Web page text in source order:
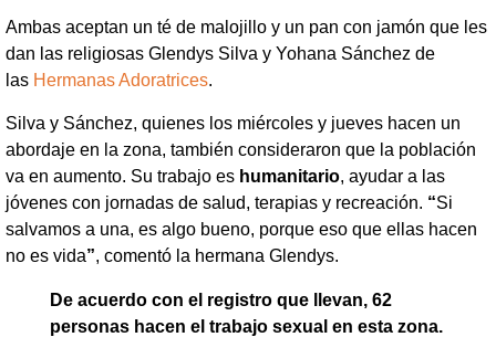
Ambas aceptan un té de malojillo y un pan con jamón que les
dan las religiosas Glendys Silva y Yohana Sánchez de
las Hermanas Adoratrices.
Silva y Sánchez, quienes los miércoles y jueves hacen un
abordaje en la zona, también consideraron que la población
va en aumento. Su trabajo es humanitario, ayudar a las
jóvenes con jornadas de salud, terapias y recreación. “Si
salvamos a una, es algo bueno, porque eso que ellas hacen
no es vida”, comentó la hermana Glendys.
De acuerdo con el registro que llevan, 62
personas hacen el trabajo sexual en esta zona.